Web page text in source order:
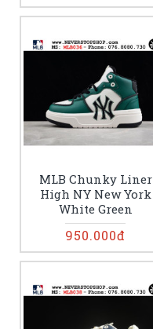
MLB Chunky Liner
High NY New York
White Green
950.000đ